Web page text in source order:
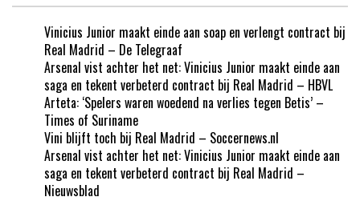
Vinicius Junior maakt einde aan soap en verlengt contract bij
Real Madrid – De Telegraaf
Arsenal vist achter het net: Vinicius Junior maakt einde aan
saga en tekent verbeterd contract bij Real Madrid – HBVL
Arteta: ‘Spelers waren woedend na verlies tegen Betis’ –
Times of Suriname
Vini blijft toch bij Real Madrid – Soccernews.nl
Arsenal vist achter het net: Vinicius Junior maakt einde aan
saga en tekent verbeterd contract bij Real Madrid –
Nieuwsblad